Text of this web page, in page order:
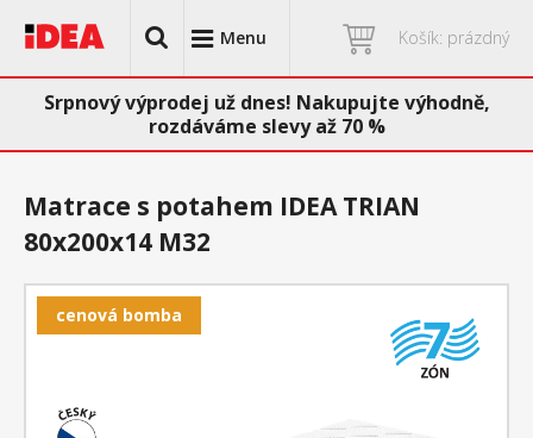
Menu Košík: prázdný
Srpnový výprodej už dnes! Nakupujte výhodně,
rozdáváme slevy až 70 %
cenová bomba
Matrace s potahem IDEA TRIAN
80x200x14 M32